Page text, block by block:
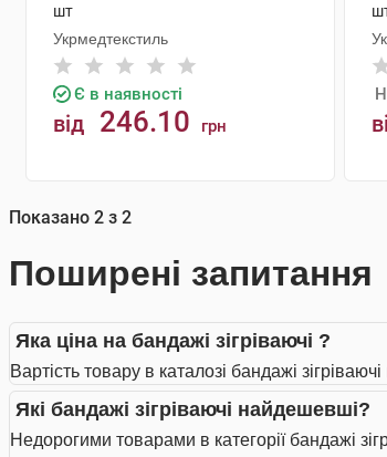
шт
Укрмедтекстиль
Є в наявності
від 246.10 грн
Показано 2 з 2
Поширені запитання
Яка ціна на бандажі зігріваючі ?
Вартість товару в каталозі бандажі
Які бандажі зігріваючі найдешевші?
Недорогими товарами в категорії бандажі